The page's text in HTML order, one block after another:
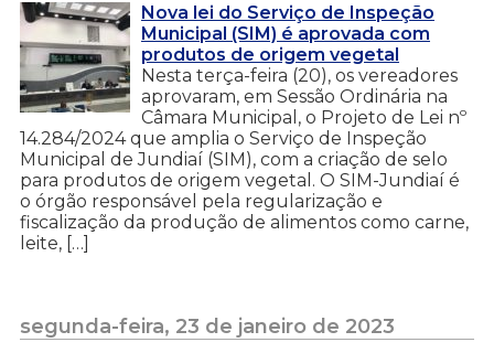
Nova lei do Serviço de Inspeção
Municipal (SIM) é aprovada com
produtos de origem vegetal
Nesta terça-feira (20), os vereadores
aprovaram, em Sessão Ordinária na
Câmara Municipal, o Projeto de Lei nº
14.284/2024 que amplia o Serviço de Inspeção
Municipal de Jundiaí (SIM), com a criação de selo
para produtos de origem vegetal. O SIM-Jundiaí é
o órgão responsável pela regularização e
fiscalização da produção de alimentos como carne,
leite, […]
segunda-feira, 23 de janeiro de 2023